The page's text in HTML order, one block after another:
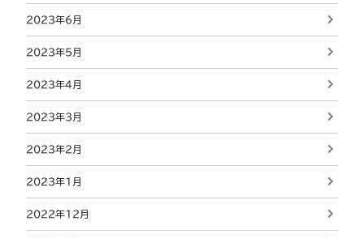
2023年6月
2023年5月
2023年4月
2023年3月
2023年2月
2023年1月
2022年12月